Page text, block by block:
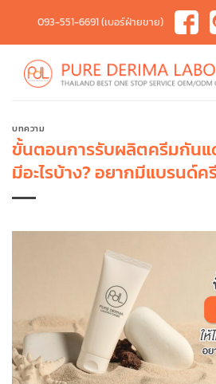
content
093-551-6691 (เบอร์ฝ่ายขาย)
บทความ
ขั้นตอนการรับผลิตครีมกันแ
มีอะไรบ้าง? อยากมีแบรนด์